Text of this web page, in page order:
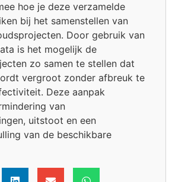
hoe je deze verzamelde
bij het samenstellen van
Door gebruik van
is het mogelijk de
zo samen te stellen dat
vergroot zonder afbreuk te
Deze aanpak
van
uitstoot en een
van de beschikbare